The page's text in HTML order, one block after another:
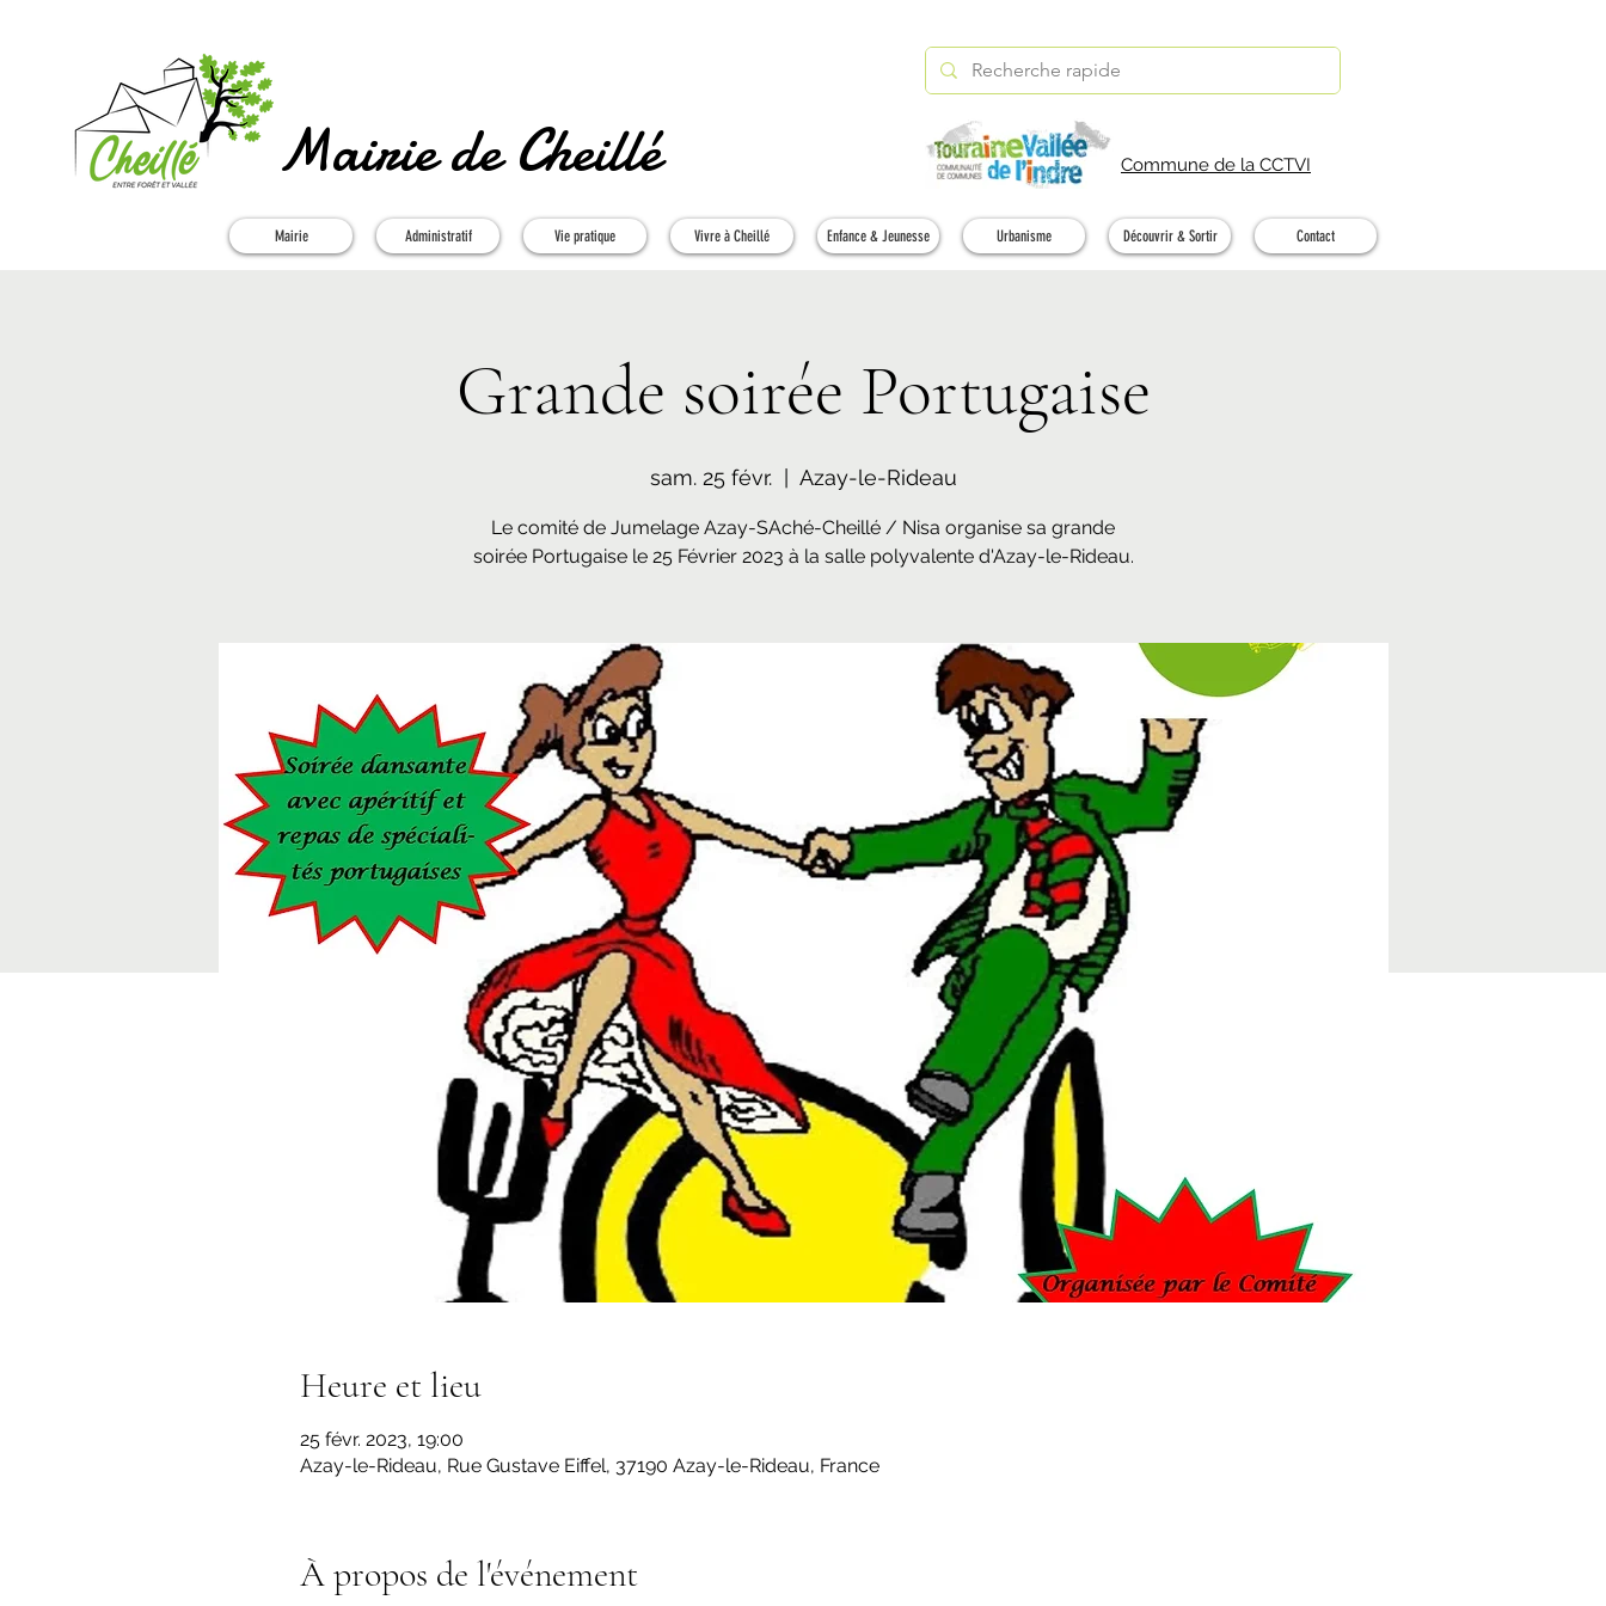
Mairie de Cheillé Commune de la CCTVI
Mairie Administratif Vie pratique Vivre à Cheillé Enfance & Jeunesse Urbanisme Découvrir & Sortir Contact
Grande soirée Portugaise
sam. 25 févr.
  |
Azay-le-Rideau
Le comité de Jumelage Azay-SAché-Cheillé / Nisa organise sa grande
soirée Portugaise le 25 Février 2023 à la salle polyvalente d'Azay-le-Rideau.
Heure et lieu
25 févr. 2023, 19:00
Azay-le-Rideau, Rue Gustave Eiffel, 37190 Azay-le-Rideau, France
À propos de l'événement